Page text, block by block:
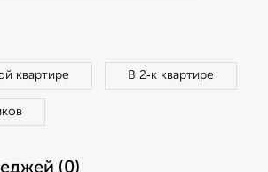
квартире В 2‑к квартире
(0)